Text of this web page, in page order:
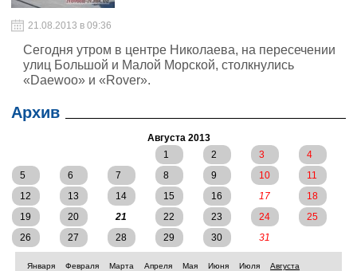
21.08.2013 в 09:36
Сегодня утром в центре Николаева, на пересечении
улиц Большой и Малой Морской, столкнулись
«Daewoo» и «Rover».
Архив
Августа 2013
1
2 3
4
5
6 7 8 9 10
11
12
13 14 15 16 17
18
19
20 21 22 23 24
25
26
27 28 29 30 31
Января Февраля Марта Апреля Мая Июня Июля
Августа